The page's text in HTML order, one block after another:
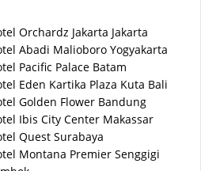
Orchardz Jakarta Jakarta
Abadi Malioboro Yogyakarta
Pacific Palace Batam
Eden Kartika Plaza Kuta Bali
Golden Flower Bandung
Ibis City Center Makassar
Quest Surabaya
Montana Premier Senggigi